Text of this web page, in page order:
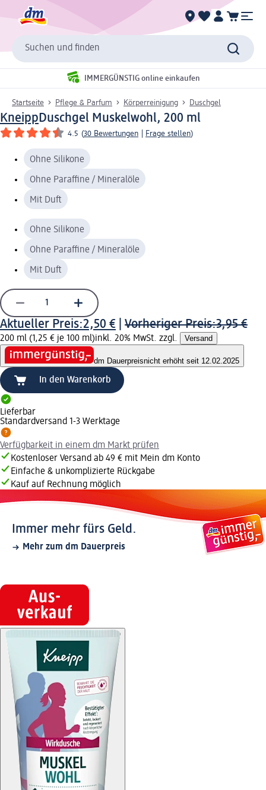
Suchen und finden
IMMERGÜNSTIG online einkaufen
Startseite Pflege & Parfum Körperreinigung Duschgel
KneippDuschgel Muskelwohl, 200 ml
4.5 (30 Bewertungen Frage stellen)
Ohne Silikone
Ohne Paraffine / Mineralöle
Mit Duft
Ohne Silikone
Ohne Paraffine / Mineralöle
Mit Duft
Aktueller Preis:2,50 € Vorheriger Preis:3,95 €
200 ml (1,25 € je 100 ml)inkl. 20% MwSt. zzgl. Versand
dm Dauerpreisnicht erhöht seit 12.02.2025
In den Warenkorb
Lieferbar
Standardversand 1-3 Werktage
Verfügbarkeit in einem dm Markt prüfen
Kostenloser Versand ab 49 € mit Mein dm Konto
Einfache & unkomplizierte Rückgabe
Kauf auf Rechnung möglich
Immer mehr fürs Geld.
Mehr zum dm Dauerpreis